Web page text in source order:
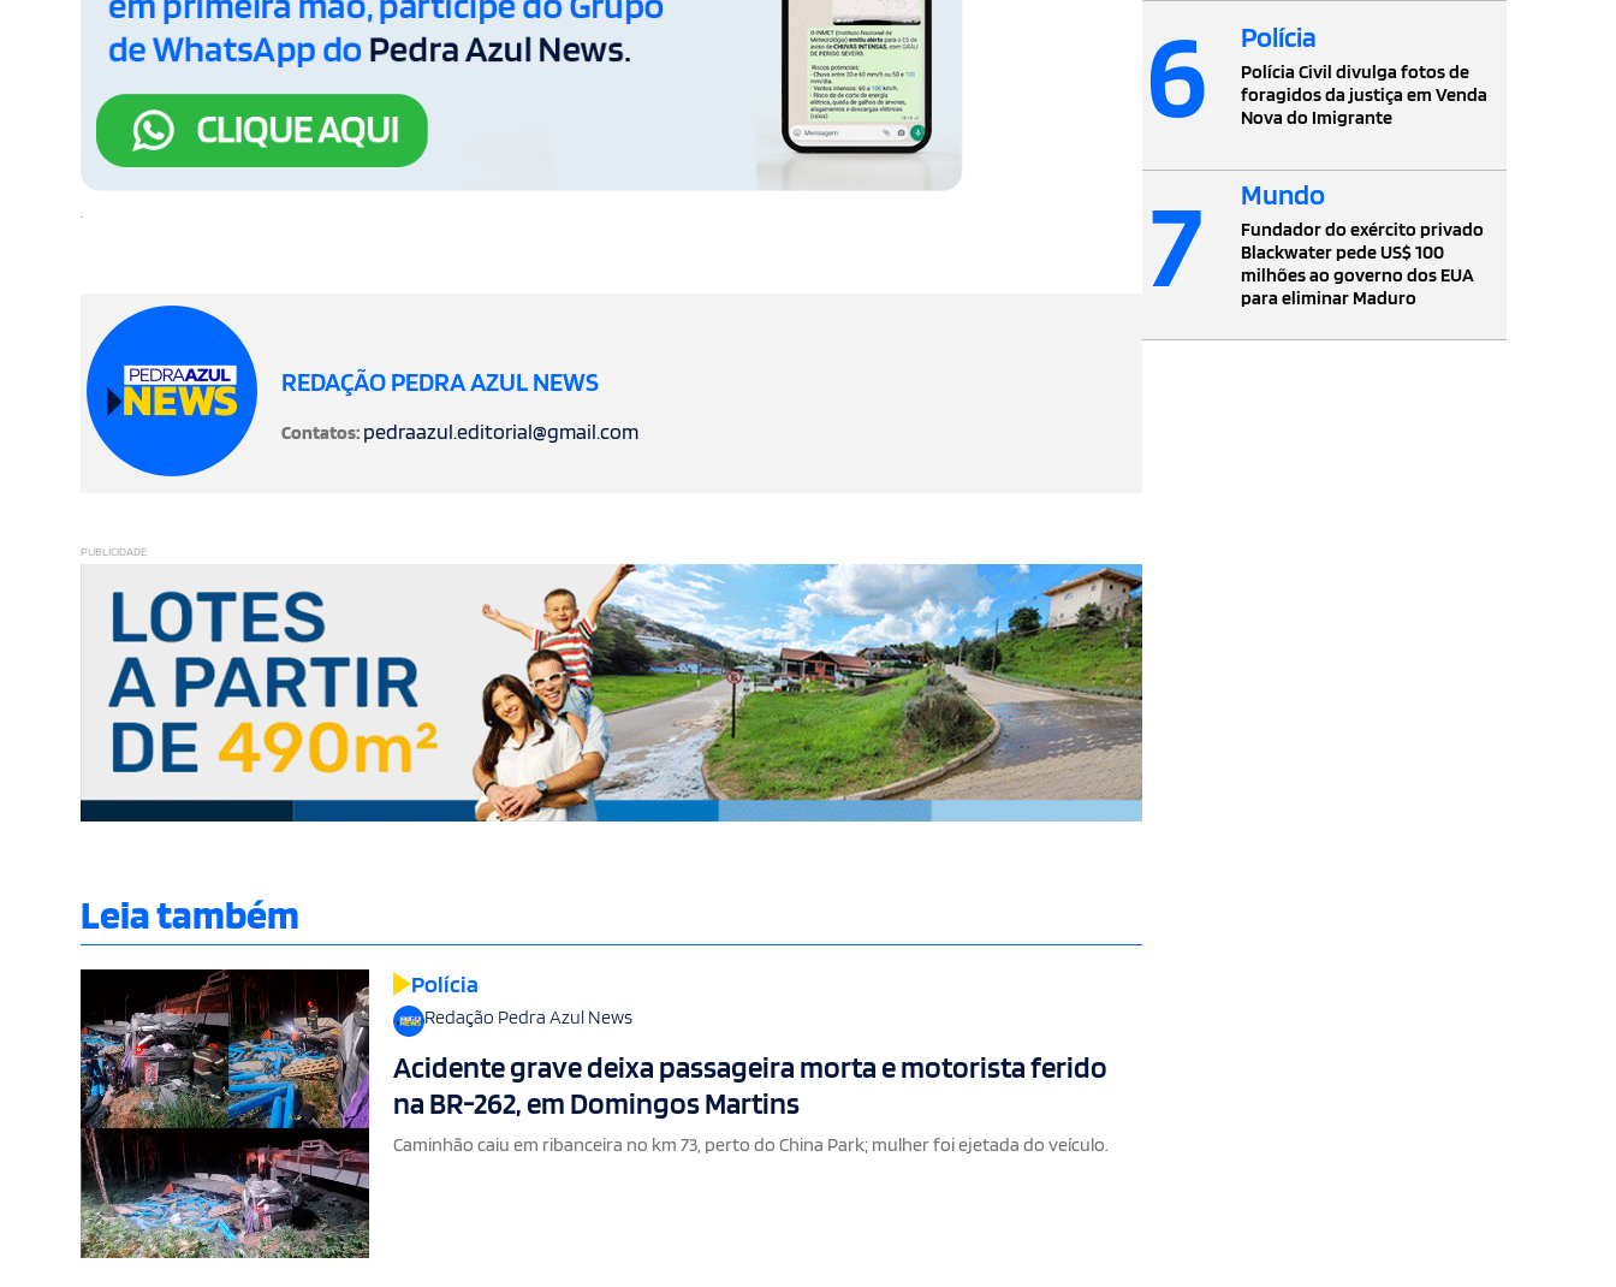
REDAÇÃO PEDRA AZUL NEWS
Contatos: pedraazul.editorial@gmail.com
PUBLICIDADE
Leia também
Polícia
Redação Pedra Azul News
Acidente grave deixa passageira morta e motorista ferido
na BR-262, em Domingos Martins
Caminhão caiu em ribanceira no km 73, perto do China Park; mulher foi ejetada do veículo.
6 Polícia
Polícia Civil divulga fotos de
foragidos da justiça em Venda
Nova do Imigrante
7 Mundo
Fundador do exército privado
Blackwater pede US$ 100
milhões ao governo dos EUA
para eliminar Maduro